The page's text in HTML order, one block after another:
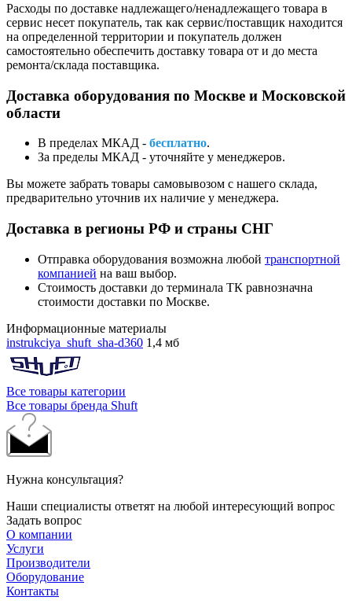
Расходы по доставке надлежащего/ненадлежащего товара в
сервис несет покупатель, так как сервис/поставщик находится
на определенной территории и покупатель должен
самостоятельно обеспечить доставку товара от и до места
ремонта/склада поставщика.
Доставка оборудования по Москве и Московской
области
В пределах МКАД - бесплатно.
За пределы МКАД - уточняйте у менеджеров.
Вы можете забрать товары самовывозом с нашего склада,
предварительно уточнив их наличие у менеджера.
Доставка в регионы РФ и страны СНГ
Отправка оборудования возможна любой транспортной
компанией на ваш выбор.
Стоимость доставки до терминала ТК равнозначна
стоимости доставки по Москве.
Информационные материалы
instrukciya_shuft_sha-d360 1,4 мб
Все товары категории
Все товары бренда Shuft
Нужна консультация?
Наши специалисты ответят на любой интересующий вопрос
Задать вопрос
О компании
Услуги
Производители
Оборудование
Контакты